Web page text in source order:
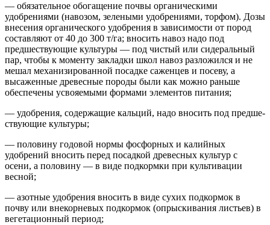
— обязательное обогащение почвы органическими
удобрениями (навозом, зелеными удобрениями, торфом). Дозы
внесения орга­нического удобрения в зависимости от пород
составляют от 40 до 300 т/га; вносить навоз надо под
предшествующие культуры — под чистый или сидеральный
пар, чтобы к моменту закладки школ навоз разложился и не
мешал механизированной посадке сажен­цев и посеву, а
высаженные древесные породы были как можно раньше
обеспечены усвояемыми формами элементов питания;
— удобрения, содержащие кальций, надо вносить под предше­
ствующие культуры;
— половину годовой нормы фосфорных и калийных
удобрений вносить перед посадкой древесных культур с
осени, а половину — в виде подкормки при культивации
весной;
— азотные удобрения вносить в виде сухих подкормок в
почву или внекорневых подкормок (опрыскивания листьев) в
вегетаци­онный период;